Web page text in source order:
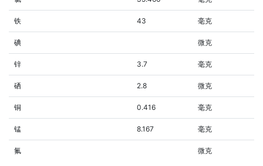
铁 43 毫克
碘 微克
锌 3.7 毫克
硒 2.8 微克
铜 0.416 毫克
锰 8.167 毫克
氟 微克